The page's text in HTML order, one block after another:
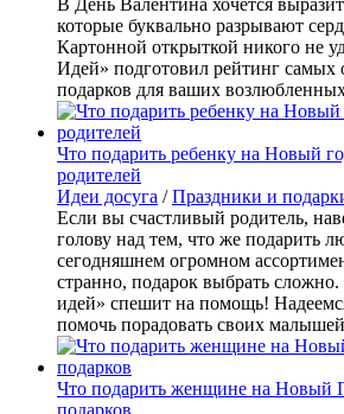
В День Валентина хочется
которые буквально разрывают
Картонной открыткой никого не
Идей» подготовил рейтинг самых
подарков для ваших
Что подарить ребенку на Новый
родителей
Идеи досуга /Праздники и
Если вы счастливый родитель,
голову над тем, что же подарить
сегодняшнем огромном
странно, подарок выбрать
идей» спешит на помощь!
помочь порадовать своих
Что подарить женщине на Новый
подарков